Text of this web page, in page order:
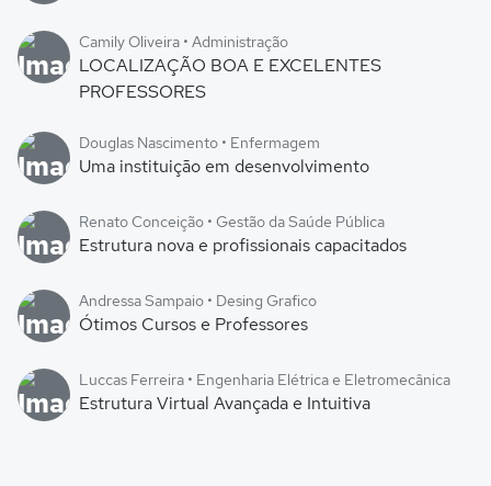
Camily Oliveira • Administração
LOCALIZAÇÃO BOA E EXCELENTES
PROFESSORES
Douglas Nascimento • Enfermagem
Uma instituição em desenvolvimento
Renato Conceição • Gestão da Saúde Pública
Estrutura nova e profissionais capacitados
Andressa Sampaio • Desing Grafico
Ótimos Cursos e Professores
Luccas Ferreira • Engenharia Elétrica e Eletromecânica
Estrutura Virtual Avançada e Intuitiva